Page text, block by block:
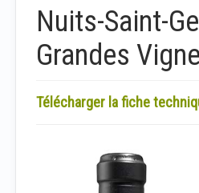
Nuits-Saint-
Grandes
Télécharger la fiche